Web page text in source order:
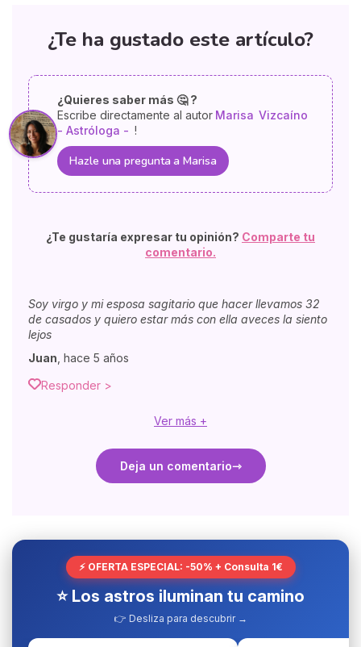
¿Te ha gustado este artículo?
¿Quieres saber más 🤔 ?
Escribe directamente al autor Marisa Vizcaíno
- Astróloga - !
Hazle una pregunta a Marisa
¿Te gustaría expresar tu opinión? Comparte tu
comentario.
Soy virgo y mi esposa sagitario que hacer llevamos 32
de casados y quiero estar más con ella aveces la siento
lejos
Juan hace 5 años
Responder >
Ver más +
Deja un comentario
⚡ OFERTA ESPECIAL: -50% + Consulta 1€
⭐ Los astros iluminan tu camino
👉 Desliza para descubrir →